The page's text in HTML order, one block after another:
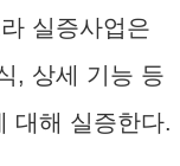
실증사업은
, 상세 기능 등
대해 실증한다.